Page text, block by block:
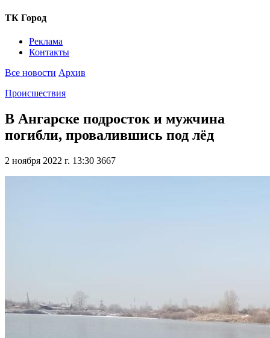
ТК Город
Реклама
Контакты
Все новости Архив
Происшествия
В Ангарске подросток и мужчина
погибли, провалившись под лёд
2 ноября 2022 г. 13:30 3667